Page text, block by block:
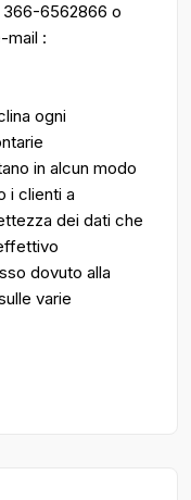
366-6562866 o
mail :
ogni
in alcun modo
i clienti a
dei dati che
dovuto alla
varie